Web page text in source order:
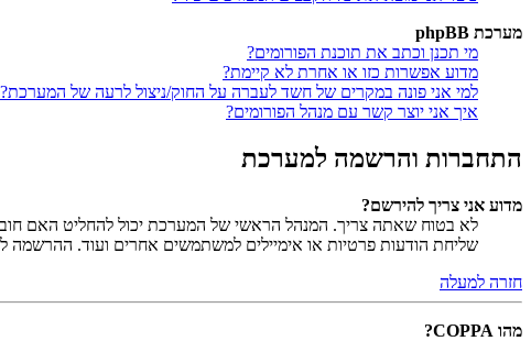
מערכת phpBB
מי תכנן וכתב את תוכנת הפורומים?
מדוע אפשרות כזו או אחרת לא קיימת?
למי אני פונה במקרים של חשד לעברה על החוק/ניצול לרעה של המערכת?
איך אני יוצר קשר עם מנהל הפורומים?
התחברות והרשמה למערכת
מדוע אני צריך להירשם?
לא בטוח שאתה צריך. המנהל הראשי של המערכת יכול להחליט האם
שליחת הודעות פרטיות או אימיילים למשתמשים אחרים ועוד.
חזרה למעלה
מהו COPPA?